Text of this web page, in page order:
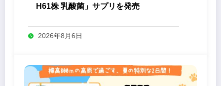
H61株 乳酸菌」サプリを発売
2026年8月6日